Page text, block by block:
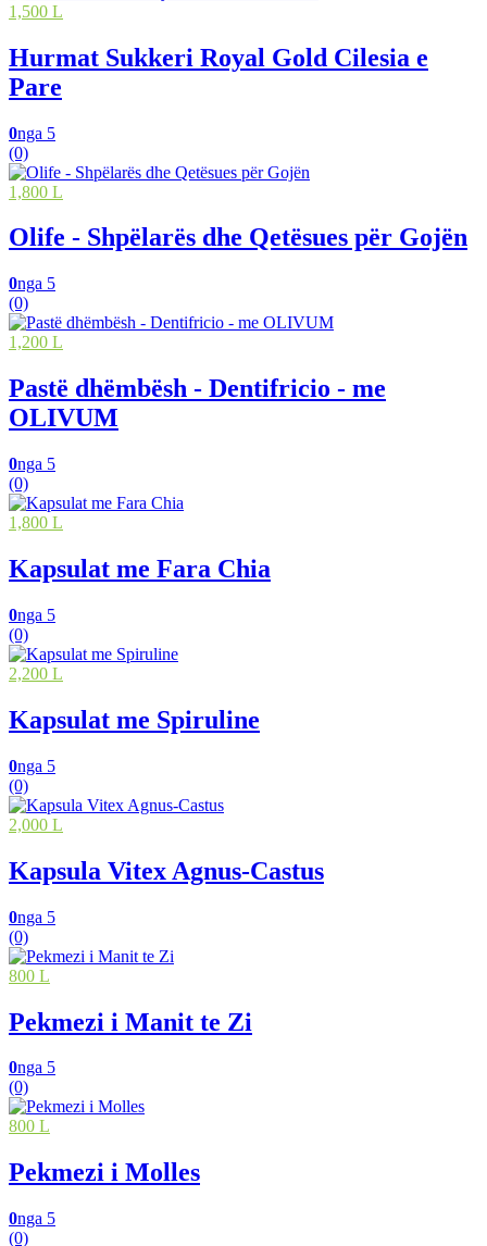
1,500 L
Hurmat Sukkeri Royal Gold Cilesia e
Pare
0nga 5
(0)
1,800 L
Olife - Shpëlarës dhe Qetësues për Gojën
0nga 5
(0)
1,200 L
Pastë dhëmbësh - Dentifricio - me
OLIVUM
0nga 5
(0)
1,800 L
Kapsulat me Fara Chia
0nga 5
(0)
2,200 L
Kapsulat me Spiruline
0nga 5
(0)
2,000 L
Kapsula Vitex Agnus-Castus
0nga 5
(0)
800 L
Pekmezi i Manit te Zi
0nga 5
(0)
800 L
Pekmezi i Molles
0nga 5
(0)